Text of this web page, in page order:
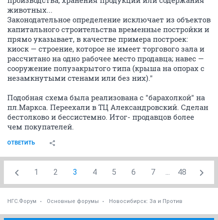
животных...
Законодательное определение исключает из объектов
капитального строительства временные постройки и
прямо указывает, в качестве примера построек:
киоск — строение, которое не имеет торгового зала и
рассчитано на одно рабочее место продавца; навес —
сооружение полузакрытого типа (крыша на опорах с
незамкнутыми стенами или без них)."
Подобная схема была реализована с "барахолкой" на
пл.Маркса. Переехали в ТЦ Александровский. Сделан
бестолково и бессистемно. Итог- продавцов более
чем покупателей.
ОТВЕТИТЬ
1 2 3 4 5 6 7 ... 48
НГС.Форум Основные форумы Новосибирск: За и Против